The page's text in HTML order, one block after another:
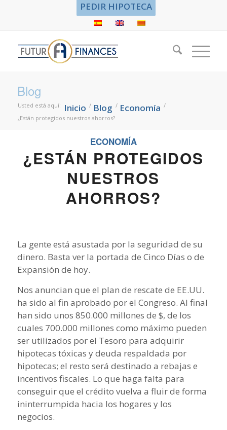
PEDIR HIPOTECA
Blog
Usted está aquí: Inicio / Blog / Economía /
¿Están protegidos nuestros ahorros?
ECONOMÍA
¿ESTÁN PROTEGIDOS
NUESTROS
AHORROS?
La gente está asustada por la seguridad de su
dinero. Basta ver la portada de Cinco Días o de
Expansión de hoy.
Nos anuncian que el plan de rescate de EE.UU.
ha sido al fin aprobado por el Congreso. Al final
han sido unos 850.000 millones de $, de los
cuales 700.000 millones como máximo pueden
ser utilizados por el Tesoro para adquirir
hipotecas tóxicas y deuda respaldada por
hipotecas; el resto será destinado a rebajas e
incentivos fiscales. Lo que haga falta para
conseguir que el crédito vuelva a fluir de forma
ininterrumpida hacia los hogares y los
negocios.